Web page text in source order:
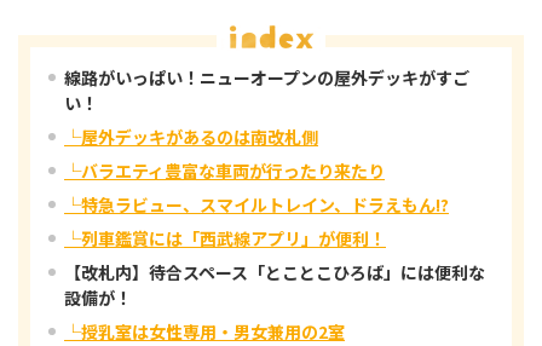
線路がいっぱい！ニューオープンの屋外デッキがすご
い！
└屋外デッキがあるのは南改札側
└バラエティ豊富な車両が行ったり来たり
└特急ラビュー、スマイルトレイン、ドラえもん!?
└列車鑑賞には「西武線アプリ」が便利！
【改札内】待合スペース「とことこひろば」には便利な
設備が！
└授乳室は女性専用・男女兼用の2室